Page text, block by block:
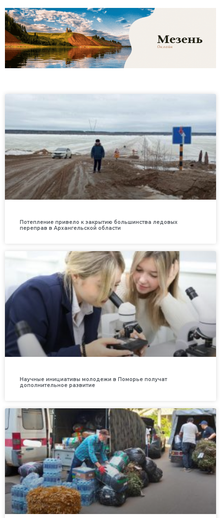
Потепление привело к закрытию большинства ледовых
переправ в Архангельской области
Научные инициативы молодежи в Поморье получат
дополнительное развитие